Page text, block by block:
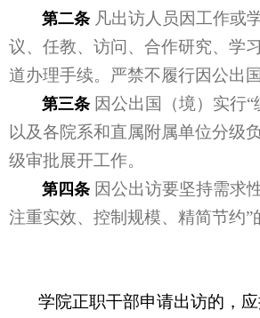
第二条 凡出访人员因工作或
议、任教、访问、合作研究、学
道办理手续。严禁不履行因公出
第三条 因公出国（境）实行
以及各院系和直属附属单位分级
级审批展开工作。
第四条 因公出访要坚持需求
注重实效、控制规模、精简节约”
学院正职干部申请出访的，